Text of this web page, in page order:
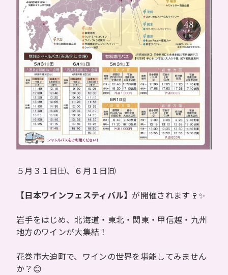
５月３１日㈯、６月１日㈰
【日本ワインフェスティバル】が開催されます🍷✨
岩手をはじめ、北海道・東北・関東・甲信越・九州
地方のワインが大集結！
花巻市大迫町で、ワインの世界を堪能してみません
か？😊